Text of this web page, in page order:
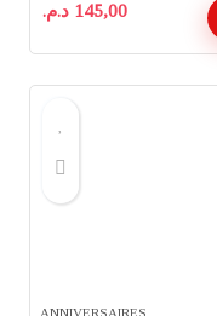
145,00 د.م.
ANNIVERSAIRES